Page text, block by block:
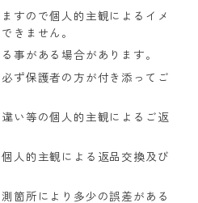
すので個人的主観によるイメ
きません。
事がある場合があります。
ず保護者の方が付き添ってご
い等の個人的主観によるご返
人的主観による返品交換及び
箇所により多少の誤差がある